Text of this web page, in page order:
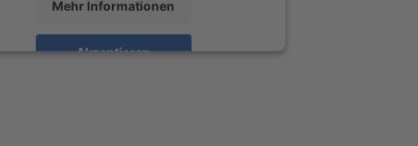
Mehr Informationen
Akzeptieren